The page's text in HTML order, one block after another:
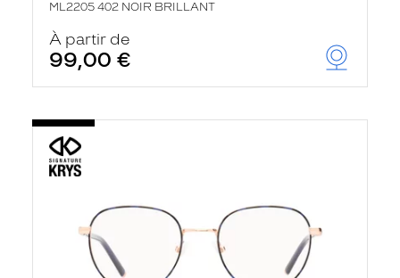
ML2205 402 NOIR BRILLANT
À partir de
99,00 €